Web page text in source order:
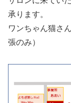
承ります。
ワンちゃん猫さ
張のみ）